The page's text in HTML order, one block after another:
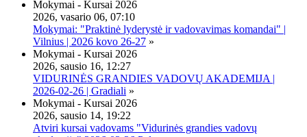
Mokymai - Kursai 2026
2026, vasario 06, 07:10
Mokymai: "Praktinė lyderystė ir vadovavimas komandai" |
Vilnius | 2026 kovo 26-27 »
Mokymai - Kursai 2026
2026, sausio 16, 12:27
VIDURINĖS GRANDIES VADOVŲ AKADEMIJA |
2026-02-26 | Gradiali »
Mokymai - Kursai 2026
2026, sausio 14, 19:22
Atviri kursai vadovams "Vidurinės grandies vadovų